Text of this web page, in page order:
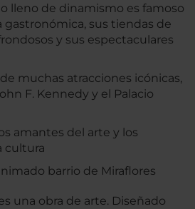
lleno de dinamismo es famoso
gastronómica, sus tiendas de
y sus espectaculares
muchas atracciones icónicas,
F. Kennedy y el Palacio
amantes del arte y los
cultura
barrio de Miraflores
una obra de arte. Diseñado